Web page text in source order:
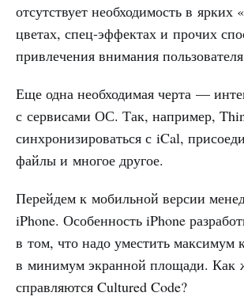
отсутствует необходимость в ярких
цветах, спец-эффектах и прочих
привлечения внимания
Еще одна необходимая черта —
с сервисами ОС. Так, например,
синхронизироваться с iCal,
файлы и многое другое.
Перейдем к мобильной версии
iPhone. Особенность iPhone
в том, что надо уместить максимум
в минимум экранной площади. Как
справляются Cultured Code?